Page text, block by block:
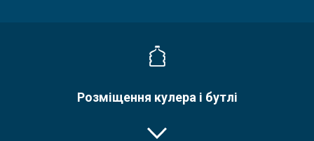
Розміщення кулера і бутлі